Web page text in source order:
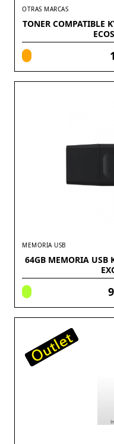
OTRAS MARCAS
TONER COMPATIBLE
MEMORIA USB
64GB MEMORIA USB